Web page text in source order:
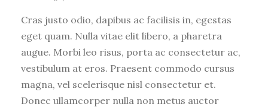
Cras justo odio, dapibus ac facilisis in, egestas
eget quam. Nulla vitae elit libero, a pharetra
augue. Morbi leo risus, porta ac consectetur ac,
vestibulum at eros. Praesent commodo cursus
magna, vel scelerisque nisl consectetur et.
Donec ullamcorper nulla non metus auctor